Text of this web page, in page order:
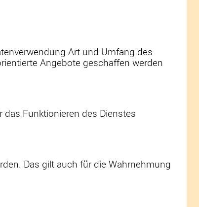
Art und Umfang des
Angebote geschaffen werden
das Funktionieren des Dienstes
Das gilt auch für die Wahrnehmung